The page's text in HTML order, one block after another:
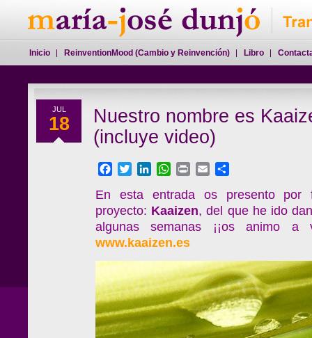
JUL
18
Nuestro nombre es
(incluye video)
Facebook
TwitterLinkedInWhatsApp
Print Email
En esta entrada os presento por
proyecto: Kaaizen, del que he ido
algunas semanas ¡¡os animo a
www.kaaizen.es
Inicio ReinventionMood (Cambio y Reinvención) Libro